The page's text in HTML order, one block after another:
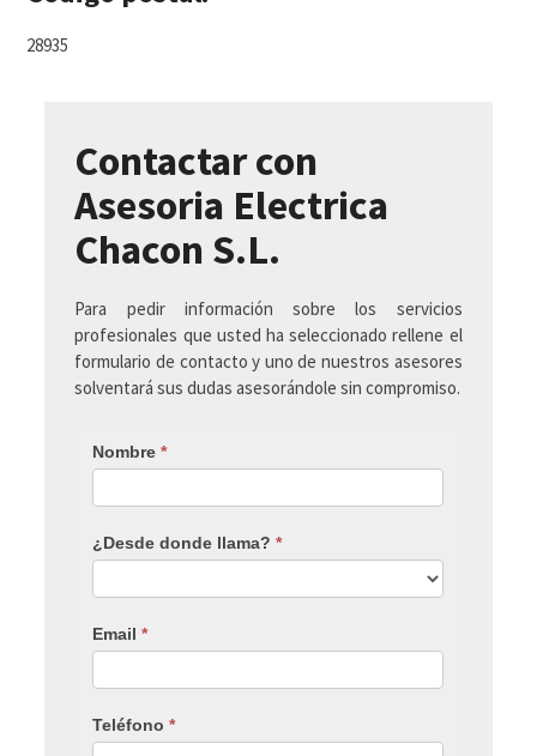
28935
Contactar con
Asesoria Electrica
Chacon S.L.
Para pedir información sobre los servicios
profesionales que usted ha seleccionado rellene el
formulario de contacto y uno de nuestros asesores
solventará sus dudas asesorándole sin compromiso.
Nombre*
¿Desde donde llama?*
Email*
Teléfono*